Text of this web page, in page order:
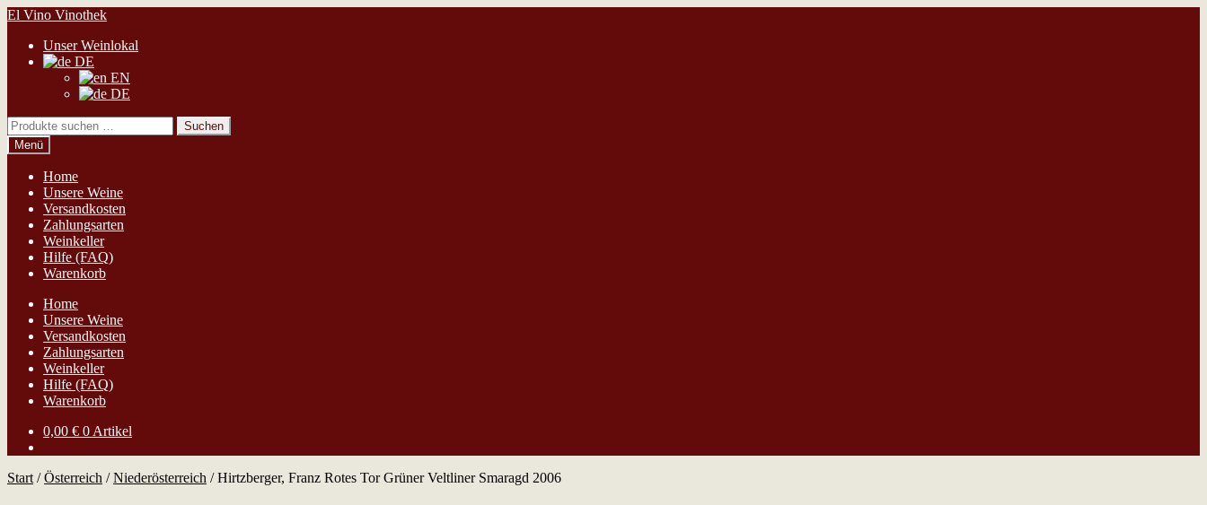
Zur
springen
Zum
springen
El Vino Vinothek
Unser Weinlokal
DE
EN
DE
Suchen
nach:
Suchen
Menü
Home
Unsere Weine
Versandkosten
Zahlungsarten
Weinkeller
Hilfe (FAQ)
Warenkorb
Home
Unsere Weine
Versandkosten
Zahlungsarten
Weinkeller
Hilfe (FAQ)
Warenkorb
0,00 € 0 Artikel
Start /Österreich /Niederösterreich /Hirtzberger, Franz Rotes Tor Grüner Veltliner Smaragd 2006